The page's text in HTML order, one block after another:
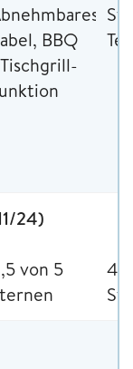
BBQ
24)
von 5